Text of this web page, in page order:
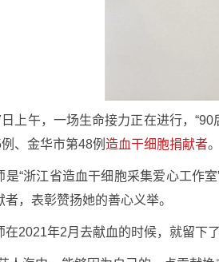
上午，一场生命接力正在进行，
、金华市第48例 造血干细胞捐献者。
是“浙江省造血干细胞采集爱心工作
者，表彰赞扬她的善心义举。
在2021年2月去献血的时候，就留下